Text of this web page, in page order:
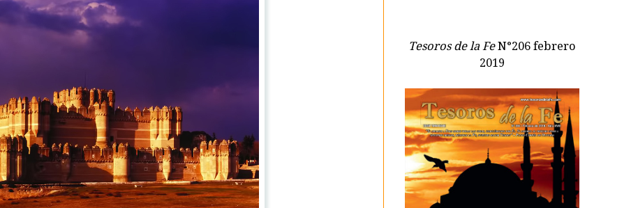
Tesoros de la FeN°206 febrero
2019